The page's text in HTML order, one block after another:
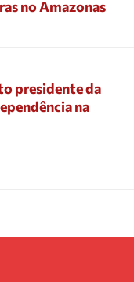
no Amazonas
presidente da
na